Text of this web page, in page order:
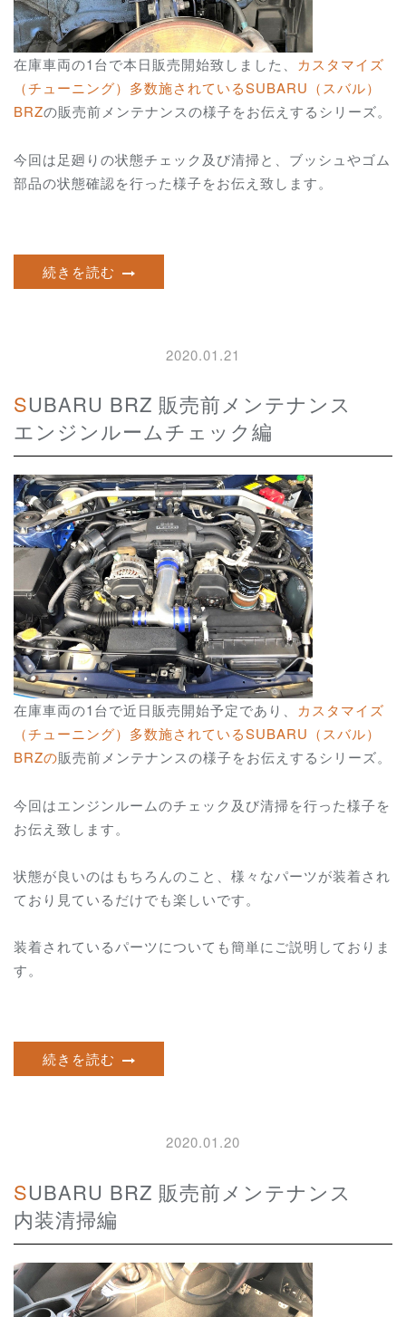
在庫車両の1台で本日販売開始致しました、 カスタマイズ
（チューニング）多数施されているSUBARU（スバル）
BRZの販売前メンテナンスの様子をお伝えするシリーズ。
今回は足廻りの状態チェック及び清掃と、ブッシュやゴム
部品の状態確認を行った様子をお伝え致します。
続きを読む
2020.01.21
SUBARU BRZ 販売前メンテナンス
エンジンルームチェック編
在庫車両の1台で近日販売開始予定であり、 カスタマイズ
（チューニング）多数施されているSUBARU（スバル）
BRZの販売前メンテナンスの様子をお伝えするシリーズ。
今回はエンジンルームのチェック及び清掃を行った様子を
お伝え致します。
状態が良いのはもちろんのこと、様々なパーツが装着され
ており見ているだけでも楽しいです。
装着されているパーツについても簡単にご説明しておりま
す。
続きを読む
2020.01.20
SUBARU BRZ 販売前メンテナンス
内装清掃編